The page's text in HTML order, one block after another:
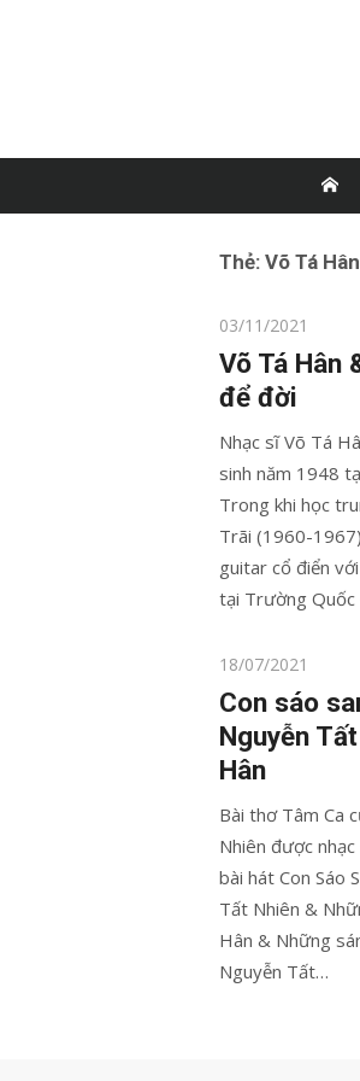
Thẻ: Võ Tá Hân
Posted
on
03/11/2021
Võ Tá Hân
để đời
Nhạc sĩ Võ Tá
sinh năm 1948
Trong khi học
Trãi (1960-
guitar cổ điển
tại Trường Quốc
Posted
on
18/07/2021
Con sáo
Nguyễn
Hân
Bài thơ Tâm Ca
Nhiên được
bài hát Con Sáo
Tất Nhiên &
Hân & Những
Nguyễn Tất…